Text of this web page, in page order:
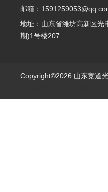
邮箱：
地址：山东省潍坊高新区光
期)1号楼207
Copyright©2026 山东竞道